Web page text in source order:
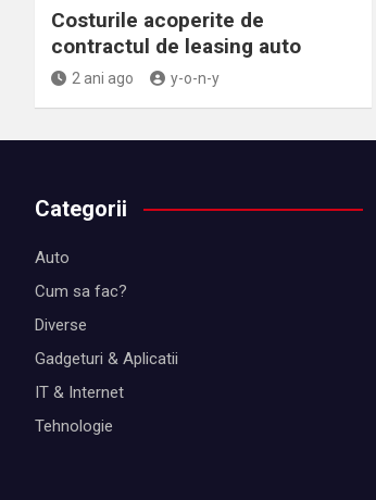
Costurile acoperite de
contractul de leasing auto
2 ani ago y-o-n-y
Categorii
Auto
Cum sa fac?
Diverse
Gadgeturi & Aplicatii
IT & Internet
Tehnologie